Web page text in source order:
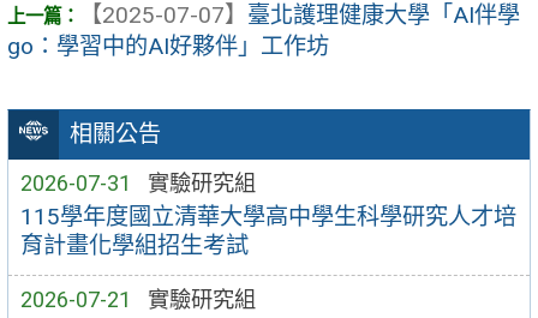
相關公告
2026-07-31 實驗研究組
115學年度國立清華大學高中學生科學研究人才培
育計畫化學組招生考試
2026-07-21 實驗研究組
【2025-07-07】 臺北護理健康大學「AI伴學
go：學習中的AI好夥伴」工作坊